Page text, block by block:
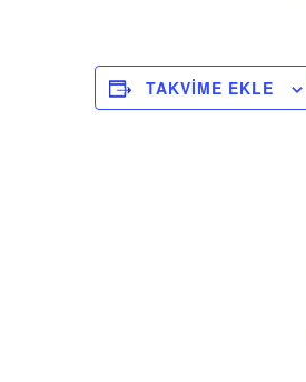
TAKVIME EKLE